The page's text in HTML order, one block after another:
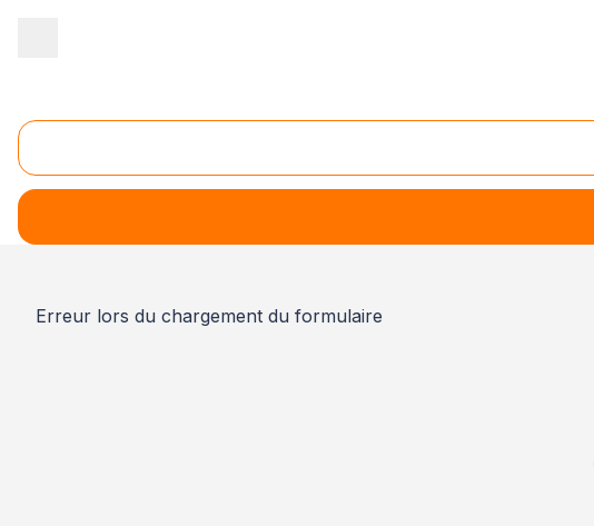
Vaccination et prophylaxie de troupeaux
Votre recherche
Erreur lors du chargement du formulaire